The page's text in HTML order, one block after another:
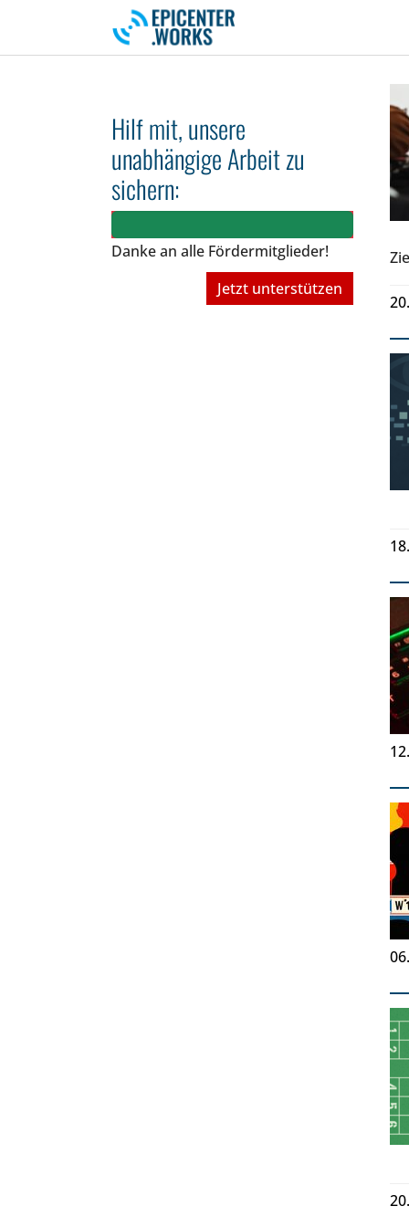
Skip to main navigation
Skip to main content
Skip to page footer
Hilf mit, unsere
unabhängige Arbeit zu
sichern:
Danke an alle Fördermitglieder!
Jetzt unterstützen